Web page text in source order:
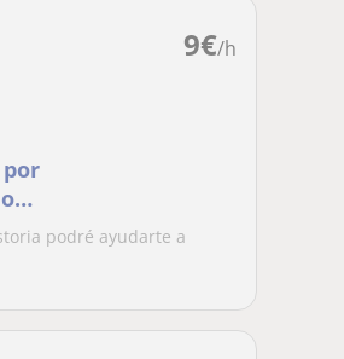
9€/h
podré ayudarte a